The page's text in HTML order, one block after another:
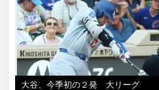
大谷、今季初の２発 大リーグ